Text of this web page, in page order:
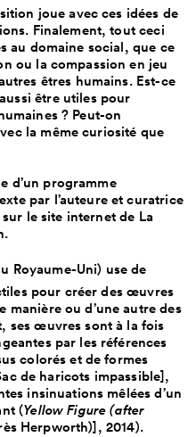
joue avec ces idées de
Finalement, tout ceci
au domaine social, que ce
ou la compassion en jeu
êtres humains. Est-ce
être utiles pour
? Peut-on
la même curiosité que
d’un programme
par l’auteure et curatrice
le site internet de La
Royaume-Uni) use de
pour créer des œuvres
manière ou d’une autre des
ses œuvres sont à la fois
par les références
colorés et de formes
de haricots impassible],
insinuations mêlées d’un
(Yellow Figure (after
Herpworth)], 2014).